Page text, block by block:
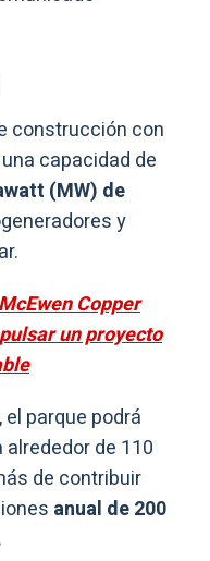
construcción con
capacidad de
(MW) de
y
Copper
un proyecto
parque podrá
de 110
de contribuir
anual de 200